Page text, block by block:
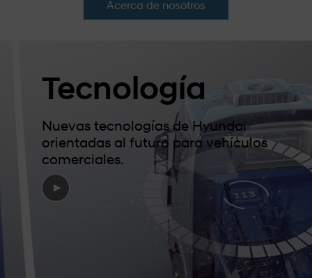
Acerca de nosotros
Tecnología
Nuevas tecnologías de Hyundai
orientadas al futuro para vehículos
comerciales.